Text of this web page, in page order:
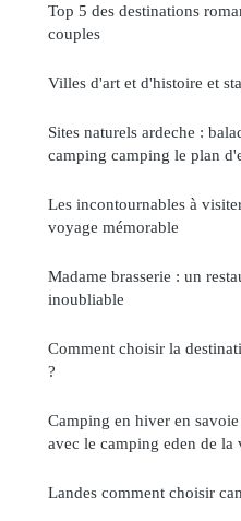
Top 5 des destinations
couples
Villes d'art et d'histoire et
Sites naturels ardeche :
camping camping le plan
Les incontournables à
voyage mémorable
Madame brasserie : un
inoubliable
Comment choisir la
?
Camping en hiver en
avec le camping eden de la
Landes comment choisir